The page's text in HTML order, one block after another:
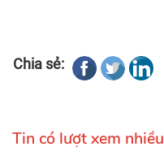
Chia sẻ:
Tin có lượt xem nhiều